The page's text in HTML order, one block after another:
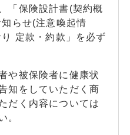
「保険設計書(契約概
らせ(注意喚起情
定款・約款」を必ず
や被保険者に健康状
知をしていただく商
だく内容については
。